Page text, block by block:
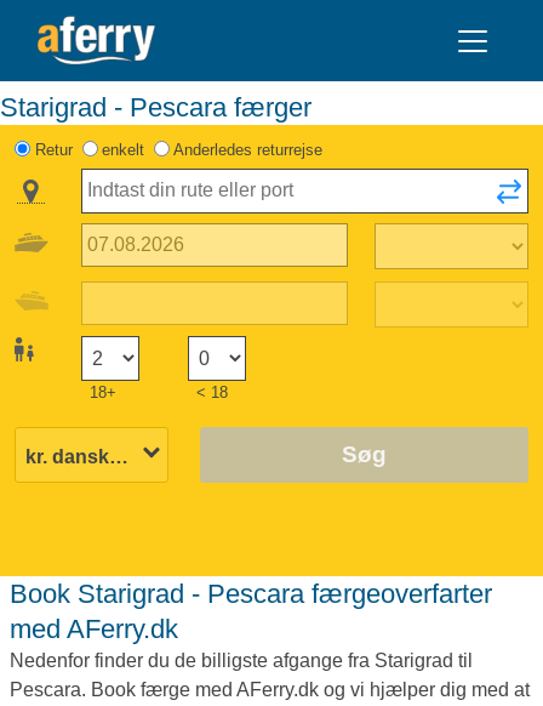
Starigrad - Pescara færger
Retur enkelt Anderledes returrejse
18+ < 18
Søg
Book Starigrad - Pescara færgeoverfarter
med AFerry.dk
Nedenfor finder du de billigste afgange fra Starigrad til
Pescara. Book færge med AFerry.dk og vi hjælper dig med at